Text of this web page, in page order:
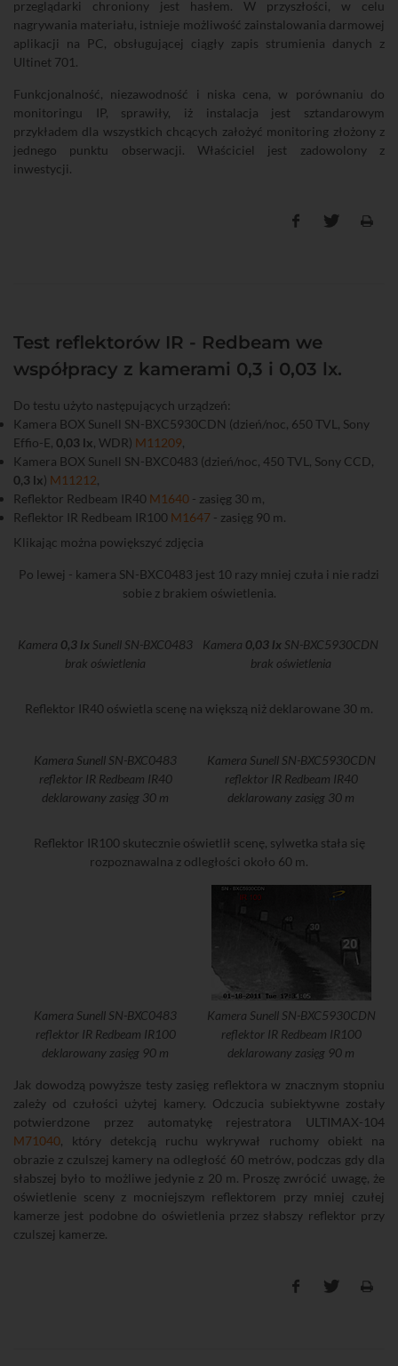
przeglądarki chroniony jest hasłem. W przyszłości, w celu
nagrywania materiału, istnieje możliwość zainstalowania darmowej
aplikacji na PC, obsługującej ciągły zapis strumienia danych z
Ultinet 701.
Funkcjonalność, niezawodność i niska cena, w porównaniu do
monitoringu IP, sprawiły, iż instalacja jest sztandarowym
przykładem dla wszystkich chcących założyć monitoring złożony z
jednego punktu obserwacji. Właściciel jest zadowolony z
inwestycji.
Test reflektorów IR - Redbeam we
współpracy z kamerami 0,3 i 0,03 lx.
Do testu użyto następujących urządzeń:
Kamera BOX Sunell SN-BXC5930CDN (dzień/noc, 650 TVL, Sony
Effio-E, 0,03 lx, WDR) M11209,
Kamera BOX Sunell SN-BXC0483 (dzień/noc, 450 TVL, Sony CCD,
0,3 lx) M11212,
Reflektor Redbeam IR40 M1640 - zasięg 30 m,
Reflektor IR Redbeam IR100 M1647 - zasięg 90 m.
Klikając można powiększyć zdjęcia
Po lewej - kamera SN-BXC0483 jest 10 razy mniej czuła i nie radzi
sobie z brakiem oświetlenia.
Kamera 0,3 lxSunell SN-BXC0483
brak oświetlenia
Kamera 0,03 lx SN-BXC5930CDN
brak oświetlenia
Reflektor IR40 oświetla scenę na większą niż deklarowane 30 m.
Kamera Sunell SN-BXC0483
reflektor IR Redbeam IR40
deklarowany zasięg 30 m
Kamera Sunell SN-BXC5930CDN
reflektor IR Redbeam IR40
deklarowany zasięg 30 m
Reflektor IR100 skutecznie oświetlił scenę, sylwetka stała się
rozpoznawalna z odległości około 60 m.
Kamera Sunell SN-BXC0483
reflektor IR Redbeam IR100
deklarowany zasięg 90 m
Kamera Sunell SN-BXC5930CDN
reflektor IR Redbeam IR100
deklarowany zasięg 90 m
Jak dowodzą powyższe testy zasięg reflektora w znacznym stopniu
zależy od czułości użytej kamery. Odczucia subiektywne zostały
potwierdzone przez automatykę rejestratora ULTIMAX-104
M71040, który detekcją ruchu wykrywał ruchomy obiekt na
obrazie z czulszej kamery na odległość 60 metrów, podczas gdy dla
słabszej było to możliwe jedynie z 20 m. Proszę zwrócić uwagę, że
oświetlenie sceny z mocniejszym reflektorem przy mniej czułej
kamerze jest podobne do oświetlenia przez słabszy reflektor przy
czulszej kamerze.